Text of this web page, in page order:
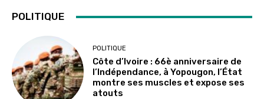
POLITIQUE
POLITIQUE
Côte d’Ivoire : 66è anniversaire de
l’Indépendance, à Yopougon, l’État
montre ses muscles et expose ses
atouts